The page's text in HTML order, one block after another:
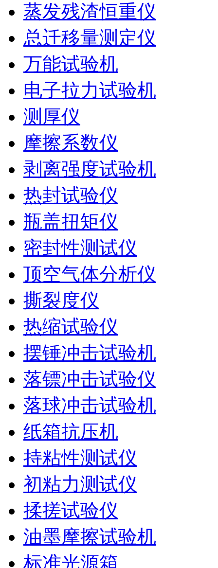
蒸发残渣恒重仪
总迁移量测定仪
万能试验机
电子拉力试验机
测厚仪
摩擦系数仪
剥离强度试验机
热封试验仪
瓶盖扭矩仪
密封性测试仪
顶空气体分析仪
撕裂度仪
热缩试验仪
摆锤冲击试验机
落镖冲击试验仪
落球冲击试验机
纸箱抗压机
持粘性测试仪
初粘力测试仪
揉搓试验仪
油墨摩擦试验机
标准光源箱